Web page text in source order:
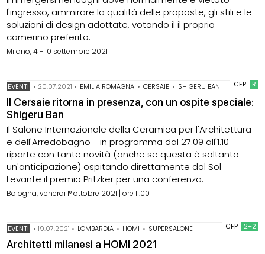
l'ingresso, ammirare la qualità delle proposte, gli stili e le
soluzioni di design adottate, votando il il proprio
camerino preferito.
Milano, 4 - 10 settembre 2021
CFP R
EVENTI • 20.07.2021 • EMILIA ROMAGNA • CERSAIE • SHIGERU BAN
Il Cersaie ritorna in presenza, con un ospite speciale:
Shigeru Ban
Il Salone Internazionale della Ceramica per l'Architettura
e dell'Arredobagno - in programma dal 27.09 all'1.10 -
riparte con tante novità (anche se questa è soltanto
un'anticipazione) ospitando direttamente dal Sol
Levante il premio Pritzker per una conferenza.
Bologna, venerdi 1° ottobre 2021 | ore 11:00
CFP 2+2
EVENTI •19.07.2021 • LOMBARDIA • HOMI • SUPERSALONE
Architetti milanesi a HOMI 2021